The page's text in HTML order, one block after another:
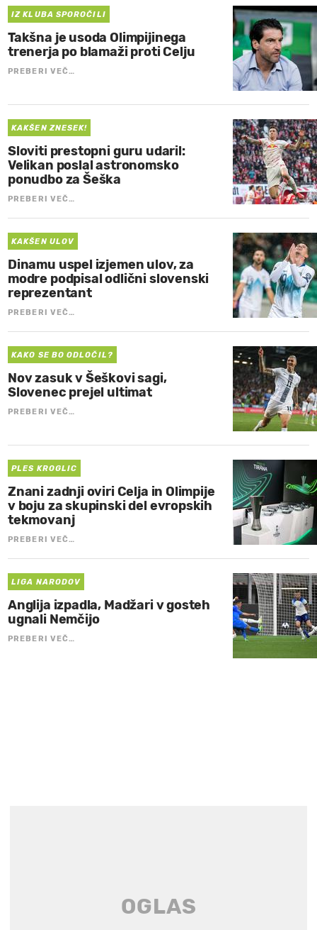
IZ KLUBA SPOROČILI
Takšna je usoda Olimpijinega
trenerja po blamaži proti Celju
PREBERI VEČ…
KAKŠEN ZNESEK!
Sloviti prestopni guru udaril:
Velikan poslal astronomsko
ponudbo za Šeška
PREBERI VEČ…
KAKŠEN ULOV
Dinamu uspel izjemen ulov, za
modre podpisal odlični slovenski
reprezentant
PREBERI VEČ…
KAKO SE BO ODLOČIL?
Nov zasuk v Šeškovi sagi,
Slovenec prejel ultimat
PREBERI VEČ…
PLES KROGLIC
Znani zadnji oviri Celja in Olimpije
v boju za skupinski del evropskih
tekmovanj
PREBERI VEČ…
LIGA NARODOV
Anglija izpadla, Madžari v gosteh
ugnali Nemčijo
PREBERI VEČ…